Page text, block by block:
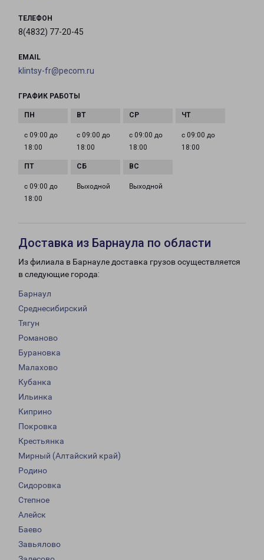
ТЕЛЕФОН
8(4832) 77-20-45
EMAIL
klintsy-fr@pecom.ru
ГРАФИК РАБОТЫ
с 09:00 до
18:00
с 09:00 до
18:00
с 09:00 до
18:00
с 09:00 до
18:00
с 09:00 до
18:00
Выходной Выходной
Доставка из Барнаула по области
Из филиала в Барнауле доставка грузов осуществляется
в следующие города:
Барнаул
Среднесибирский
Тягун
Романово
Бурановка
Малахово
Кубанка
Ильинка
Киприно
Покровка
Крестьянка
Мирный (Алтайский край)
Родино
Сидоровка
Степное
Алейск
Баево
Завьялово